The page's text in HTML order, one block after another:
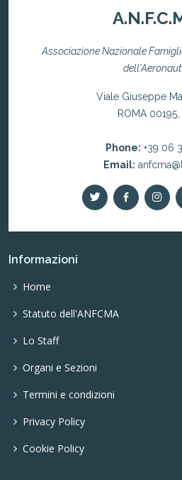
Associazione Nazionale
Viale Giuseppe
ROMA 00195,
Phone: +39 06
Email:
Informazioni
Home
Statuto dell'ANFCMA
Lo Staff
Organi e Sezioni
Termini e condizioni
Privacy Policy
Cookie Policy